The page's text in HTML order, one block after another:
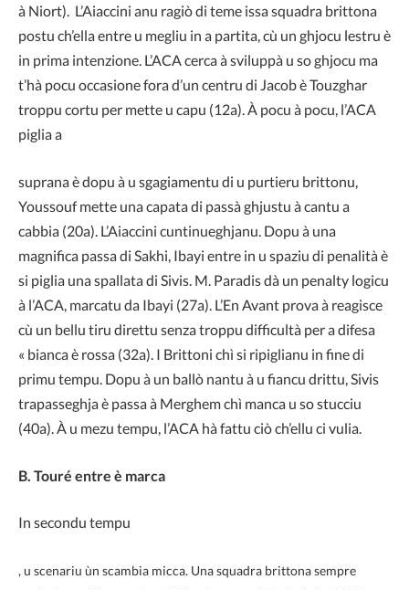
à Niort). L’Aiaccini anu ragiò di teme issa squadra brittona
postu ch’ella entre u megliu in a partita, cù un ghjocu lestru è
in prima intenzione. L’ACA cerca à sviluppà u so ghjocu ma
t’hà pocu occasione fora d’un centru di Jacob è Touzghar
troppu cortu per mette u capu (12a). À pocu à pocu, l’ACA
piglia a
suprana è dopu à u sgagiamentu di u purtieru brittonu,
Youssouf mette una capata di passà ghjustu à cantu a
cabbia (20a). L’Aiaccini cuntinueghjanu. Dopu à una
magnifica passa di Sakhi, Ibayi entre in u spaziu di penalità è
si piglia una spallata di Sivis. M. Paradis dà un penalty logicu
à l’ACA, marcatu da Ibayi (27a). L’En Avant prova à reagisce
cù un bellu tiru direttu senza troppu difficultà per a difesa
« bianca è rossa (32a). I Brittoni chì si ripiglianu in fine di
primu tempu. Dopu à un ballò nantu à u fiancu drittu, Sivis
trapasseghja è passa à Merghem chì manca u so stucciu
(40a). À u mezu tempu, l’ACA hà fattu ciò ch’ellu ci vulia.
B. Touré entre è marca
In secondu tempu
, u scenariu ùn scambia micca. Una squadra brittona sempre